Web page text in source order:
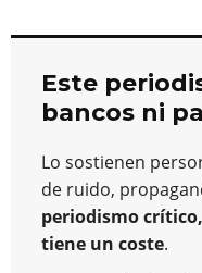
Este
bancos ni
Lo sostienen
de ruido,
periodismo
tiene un coste.